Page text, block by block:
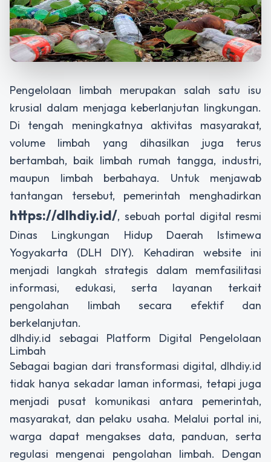
Pengelolaan limbah merupakan salah satu isu
krusial dalam menjaga keberlanjutan lingkungan.
Di tengah meningkatnya aktivitas masyarakat,
volume limbah yang dihasilkan juga terus
bertambah, baik limbah rumah tangga, industri,
maupun limbah berbahaya. Untuk menjawab
tantangan tersebut, pemerintah menghadirkan
https://dlhdiy.id/, sebuah portal digital resmi
Dinas Lingkungan Hidup Daerah Istimewa
Yogyakarta (DLH DIY). Kehadiran website ini
menjadi langkah strategis dalam memfasilitasi
informasi, edukasi, serta layanan terkait
pengolahan limbah secara efektif dan
berkelanjutan.
dlhdiy.id sebagai Platform Digital Pengelolaan
Limbah
Sebagai bagian dari transformasi digital, dlhdiy.id
tidak hanya sekadar laman informasi, tetapi juga
menjadi pusat komunikasi antara pemerintah,
masyarakat, dan pelaku usaha. Melalui portal ini,
warga dapat mengakses data, panduan, serta
regulasi mengenai pengolahan limbah. Dengan